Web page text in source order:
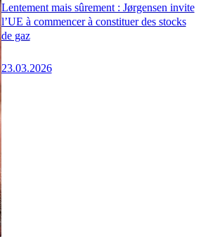
Lentement mais sûrement : Jørgensen invite
l’UE à commencer à constituer des stocks
de gaz
23.03.2026